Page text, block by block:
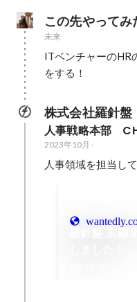
この先やってみ
未来
ITベンチャーのHR
株式会社羅針盤
人事戦略本部　
2023年10月 -
人事領域を担当し